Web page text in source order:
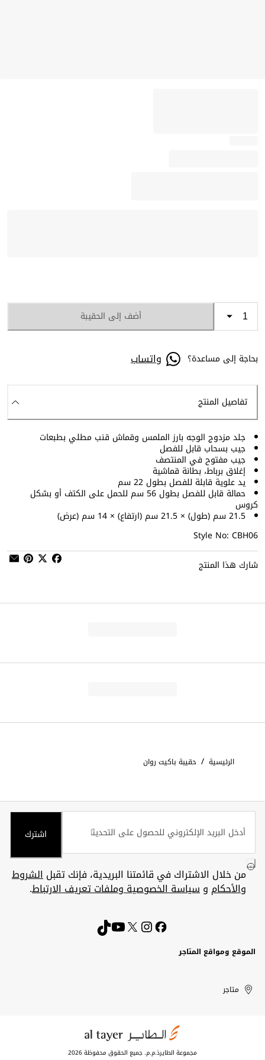
أضف إلى الحقيبة
بحاجة إلى مساعدة؟ واتساب
تفاصيل المنتج
جلد مزدوج الوجه بارز الملمس وقماش قنب مطلي بطبعات
جيب بسحاب قابل للفصل
جيب مفتوح في المنتصف
إغلاق برباط، بطانة قماشية
يد علوية قابلة للفصل بطول 22 سم
حمالة قابل للفصل بطول 56 سم للحمل على الكتف أو بشكل
كروس
21.5 سم (طول) × 21.5 سم (ارتفاع) × 14 سم (عرض)
Style No: CBH06
شارك هذا المنتج
الرئيسية / حقيبة باكيت روان
اشترك
من خلال الاشتراك في قائمتنا البريدية، فإنك تقبلالشروط
والأحكام وسياسة الخصوصية وملفات تعريف الارتباط.
الموقع ومواقع المتاجر
United
Arab
Kuwait
الإمارات
العربية
الكويت
متاجر
مجموعة الطايرذ.م.م. جميع الحقوق محفوظة 2026